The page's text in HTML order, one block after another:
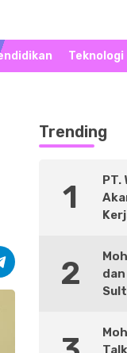
Teknologi
Trending
1
PT.
2